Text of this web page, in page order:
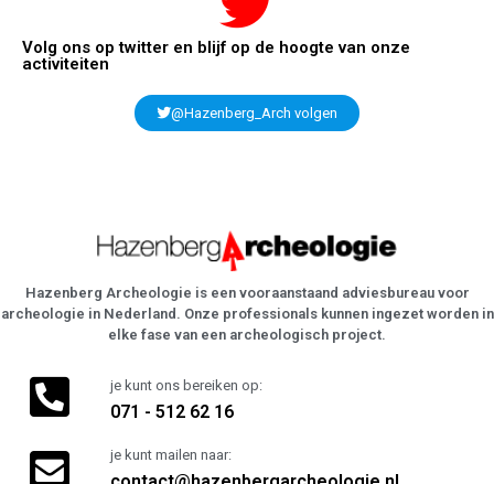
Volg ons op twitter en blijf op de hoogte van onze
activiteiten
@Hazenberg_Arch volgen
Hazenberg Archeologie is een vooraanstaand adviesbureau voor
archeologie in Nederland. Onze professionals kunnen ingezet worden in
elke fase van een archeologisch project.
je kunt ons bereiken op:
071 - 512 62 16
je kunt mailen naar: